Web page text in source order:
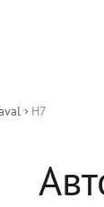
H7